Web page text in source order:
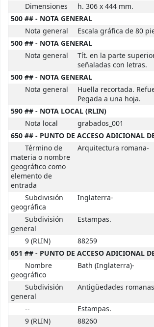
Dimensiones
h. 306 x 444 mm.
500 ## - NOTA GENERAL
Nota general
Escala gráfica de 80
500 ## - NOTA GENERAL
Nota general
Tít. en la parte
señaladas con letras.
500 ## - NOTA GENERAL
Nota general
Huella recortada.
Pegada a una hoja.
590 ## - NOTA LOCAL (RLIN)
Nota local
grabados_001
650 ## - PUNTO DE ACCESO ADICIONAL
Término de
materia o nombre
geográfico como
elemento de
entrada
Arquitectura romana-
Subdivisión
geográfica
Inglaterra-
Subdivisión
general
Estampas.
9 (RLIN)
88259
651 ## - PUNTO DE ACCESO ADICIONAL
Nombre
geográfico
Bath (Inglaterra)-
Subdivisión
general
Antigüedades
--
Estampas.
9 (RLIN)
88260